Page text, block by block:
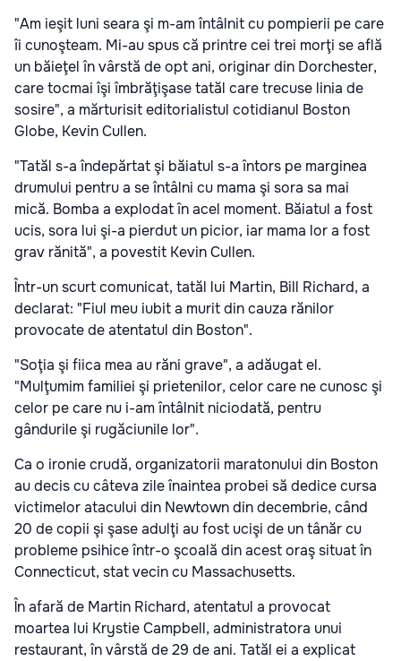
"Am ieşit luni seara şi m-am întâlnit cu pompierii pe care
îi cunoşteam. Mi-au spus că printre cei trei morţi se află
un băieţel în vârstă de opt ani, originar din Dorchester,
care tocmai îşi îmbrăţişase tatăl care trecuse linia de
sosire", a mărturisit editorialistul cotidianul Boston
Globe, Kevin Cullen.
"Tatăl s-a îndepărtat şi băiatul s-a întors pe marginea
drumului pentru a se întâlni cu mama şi sora sa mai
mică. Bomba a explodat în acel moment. Băiatul a fost
ucis, sora lui şi-a pierdut un picior, iar mama lor a fost
grav rănită", a povestit Kevin Cullen.
Într-un scurt comunicat, tatăl lui Martin, Bill Richard, a
declarat: "Fiul meu iubit a murit din cauza rănilor
provocate de atentatul din Boston".
"Soţia şi fiica mea au răni grave", a adăugat el.
"Mulţumim familiei şi prietenilor, celor care ne cunosc şi
celor pe care nu i-am întâlnit niciodată, pentru
gândurile şi rugăciunile lor".
Ca o ironie crudă, organizatorii maratonului din Boston
au decis cu câteva zile înaintea probei să dedice cursa
victimelor atacului din Newtown din decembrie, când
20 de copii şi şase adulţi au fost ucişi de un tânăr cu
probleme psihice într-o şcoală din acest oraş situat în
Connecticut, stat vecin cu Massachusetts.
În afară de Martin Richard, atentatul a provocat
moartea lui Krystie Campbell, administratora unui
restaurant, în vârstă de 29 de ani. Tatăl ei a explicat